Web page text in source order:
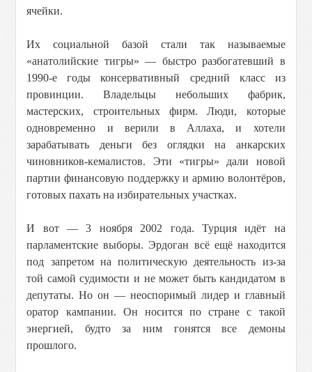
ячейки.
Их социальной базой стали так называемые
«анатолийские тигры» — быстро разбогатевший в
1990-е годы консервативный средний класс из
провинции. Владельцы небольших фабрик,
мастерских, строительных фирм. Люди, которые
одновременно и верили в Аллаха, и хотели
зарабатывать деньги без оглядки на анкарских
чиновников-кемалистов. Эти «тигры» дали новой
партии финансовую поддержку и армию волонтёров,
готовых пахать на избирательных участках.
И вот — 3 ноября 2002 года. Турция идёт на
парламентские выборы. Эрдоган всё ещё находится
под запретом на политическую деятельность из-за
той самой судимости и не может быть кандидатом в
депутаты. Но он — неоспоримый лидер и главный
оратор кампании. Он носится по стране с такой
энергией, будто за ним гонятся все демоны
прошлого.